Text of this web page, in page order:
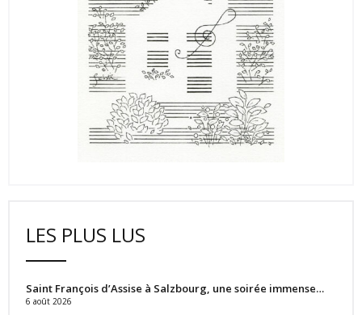
LES PLUS LUS
Saint François d’Assise à Salzbourg, une soirée immense…
6 août 2026